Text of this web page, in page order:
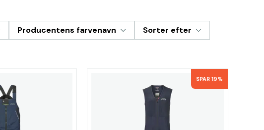
Producentens farvenavn
Sorter efter
SPAR 19%